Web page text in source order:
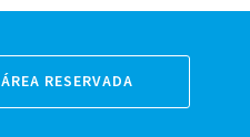
ÁREA RESERVADA